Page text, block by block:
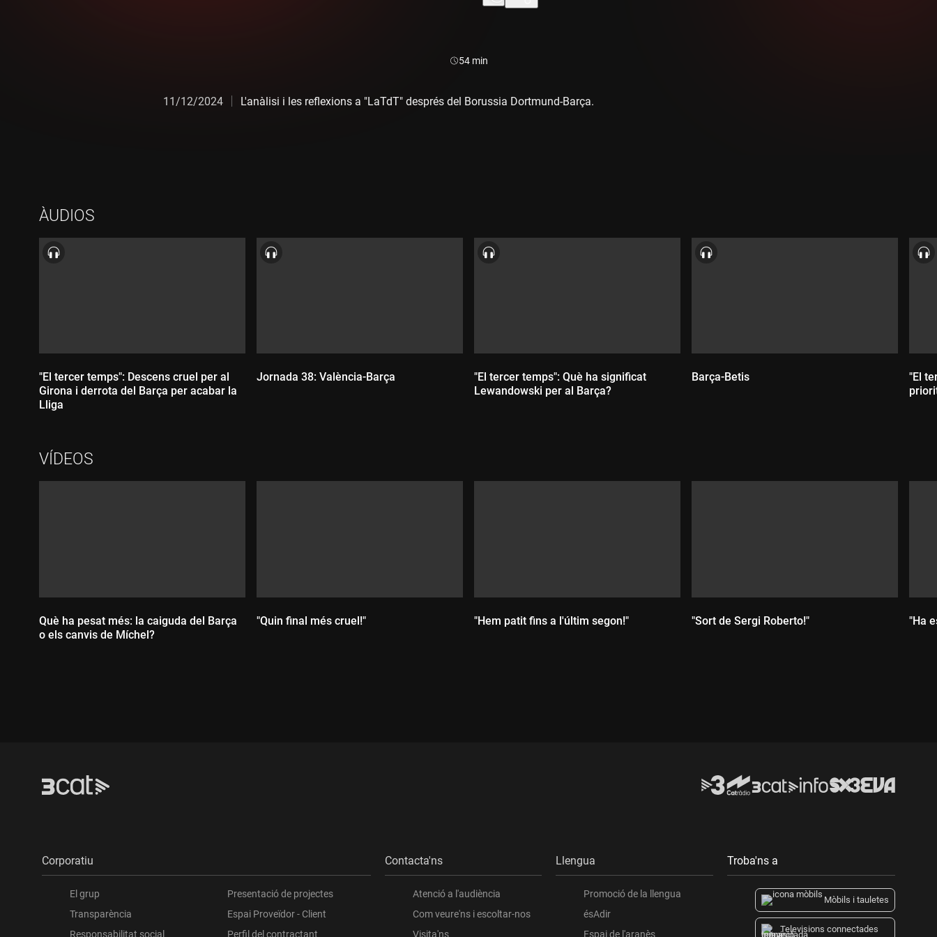
Durada:
54 min
11/12/2024 L'anàlisi i les reflexions a "LaTdT" després del Borussia Dortmund-Barça.
ÀUDIOS
"El tercer temps": Descens cruel per al
Girona i derrota del Barça per acabar la
Lliga
Durada:
Jornada 38: València-Barça
"El tercer temps": Què ha significat
Lewandowski per al Barça?
Barça-Betis
"El
VÍDEOS
Què ha pesat més: la caiguda del Barça
o els canvis de Míchel?
"Quin final més cruel!" "Hem patit fins a l'últim segon!" "Sort de Sergi Roberto!" "Ha
Corporatiu
El grup
Transparència
Responsabilitat social
Presentació de projectes
Espai Proveïdor - Client
Perfil del contractant
Contacta'ns
Atenció a l'audiència
Com veure'ns i escoltar-nos
Visita'ns
Llengua
Promoció de la llengua
ésAdir
Espai de l'aranès
Troba'ns a
Mòbils i tauletes
Televisions connectades